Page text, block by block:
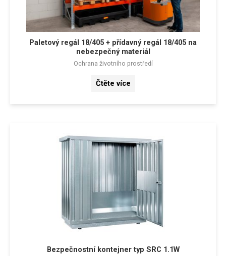
Paletový regál 18/405 + přídavný regál 18/405 na
nebezpečný materiál
Ochrana životního prostředí
Čtěte více
Bezpečnostní kontejner typ SRC 1.1W